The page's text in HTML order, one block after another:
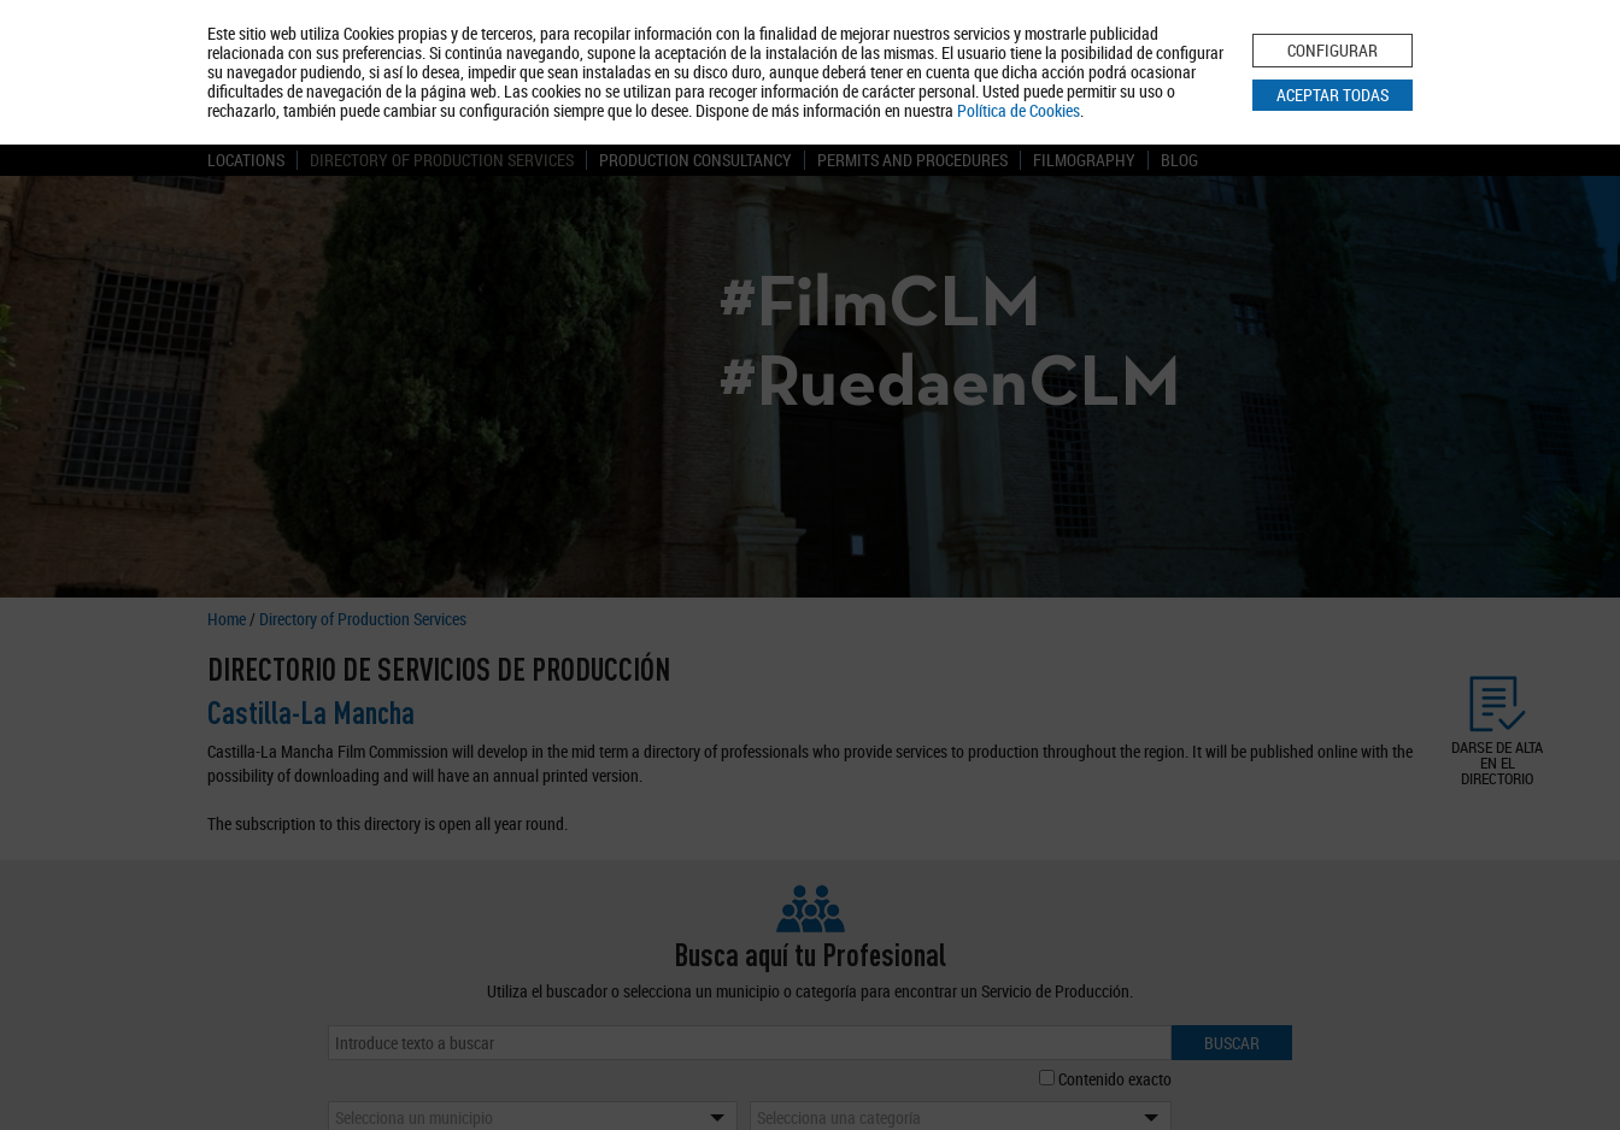
Este sitio web utiliza Cookies propias y de terceros, para recopilar información con la finalidad de mejorar nuestros servicios y mostrarle publicidad
relacionada con sus preferencias. Si continúa navegando, supone la aceptación de la instalación de las mismas. El usuario tiene la posibilidad de configurar
su navegador pudiendo, si así lo desea, impedir que sean instaladas en su disco duro, aunque deberá tener en cuenta que dicha acción podrá ocasionar
dificultades de navegación de la página web. Las cookies no se utilizan para recoger información de carácter personal. Usted puede permitir su uso o
rechazarlo, también puede cambiar su configuración siempre que lo desee. Dispone de más información en nuestra Política de Cookies.
CONFIGURAR
ACEPTAR TODAS
About us Tourism Política de Privacidad Aviso Legal Política de Cookies
BUSCAR
LOCATIONS DIRECTORY OF PRODUCTION SERVICES PRODUCTION CONSULTANCY PERMITS AND PROCEDURES FILMOGRAPHY BLOG
#FilmCLM
#RuedaenCLM
Home/ Directory of Production Services
DARSE DE ALTA
EN EL
DIRECTORIO
DIRECTORIO DE SERVICIOS DE PRODUCCIÓN
Castilla-La Mancha
Castilla-La Mancha Film Commission will develop in the mid term a directory of professionals who provide services to production throughout the region. It will be published online with the
possibility of downloading and will have an annual printed version.
The subscription to this directory is open all year round.
Busca aquí tu Profesional
Utiliza el buscador o selecciona un municipio o categoría para encontrar un Servicio de Producción.
BUSCAR
Contenido exacto
Selecciona un municipio
Selecciona una categoría